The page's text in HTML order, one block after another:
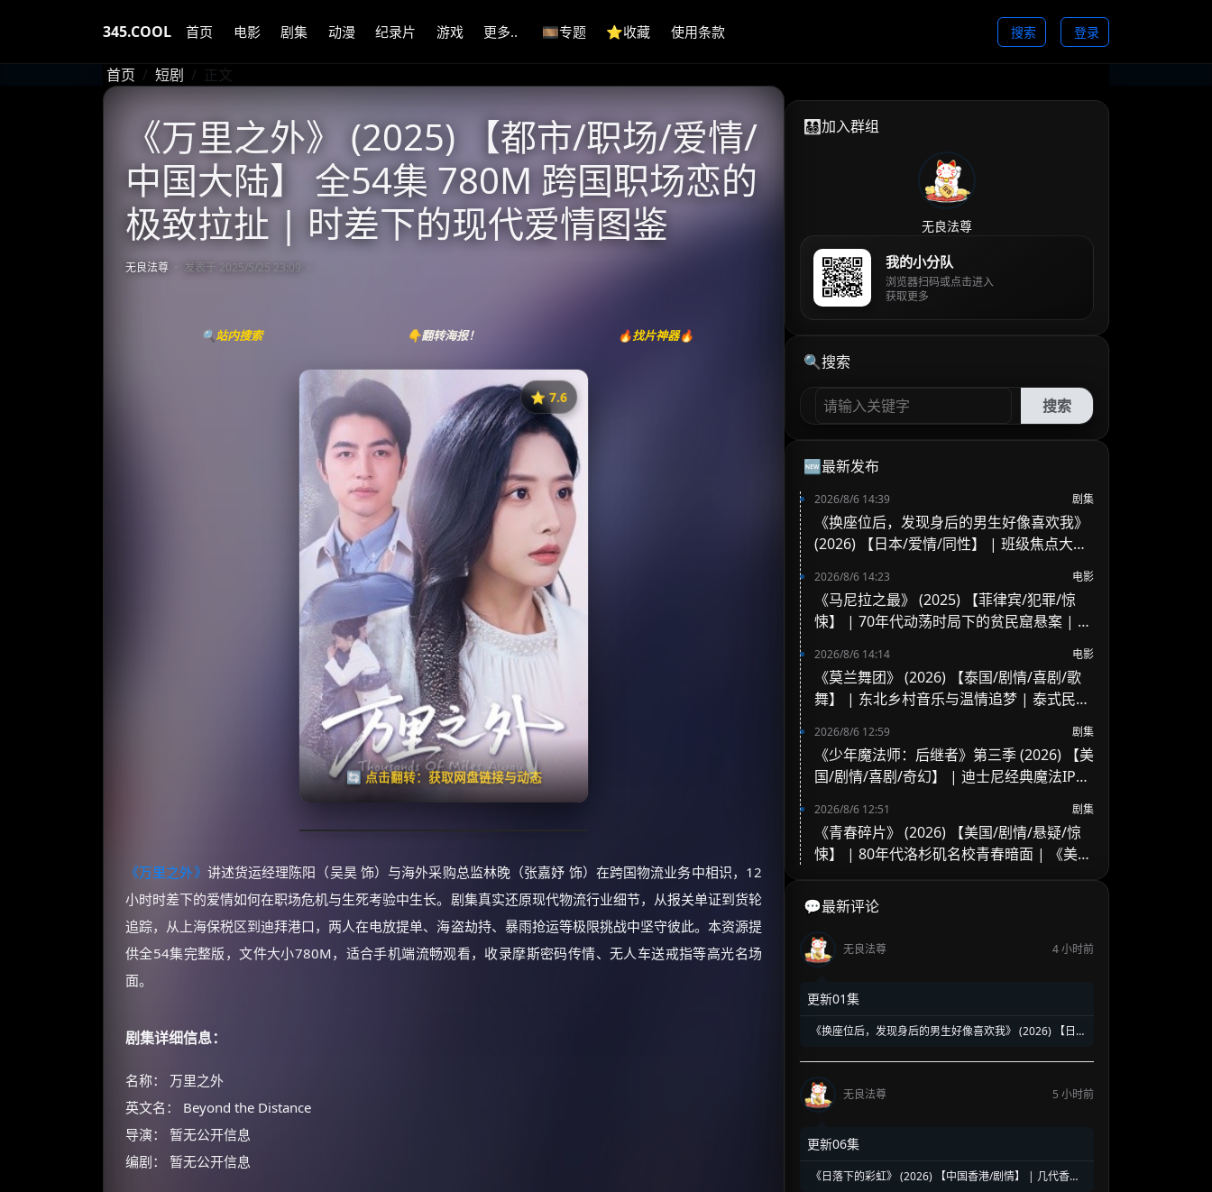
345.COOL 首页 电影 剧集 动漫 纪录片 游戏 更多.. 🎞️专题 ⭐️收藏 使用条款 搜索 登录
首页 短剧 正文
《万里之外》 (2025) 【都市/职场/爱情/
中国大陆】 全54集 780M 跨国职场恋的
极致拉扯 | 时差下的现代爱情图鉴
无良法尊 发表于 2025/5/25 23:09
🔍站内搜索 👇翻转海报！ 🔥找片神器🔥
⭐️ 7.6
🔄 点击翻转：获取网盘链接与动态
《万里之外》
⭐
收藏
⭐️ 评分：7.6 | 🎬 2023年
夸克网盘
失效请反馈
🧧️
天天领红包
《万里之外》 讲述货运经理陈阳（吴昊 饰）与海外采购总监林晚（张嘉妤 饰）在跨国物流业务中相识，12
小时时差下的爱情如何在职场危机与生死考验中生长。剧集真实还原现代物流行业细节，从报关单证到货轮
追踪，从上海保税区到迪拜港口，两人在电放提单、海盗劫持、暴雨抢运等极限挑战中坚守彼此。本资源提
供全54集完整版，文件大小780M，适合手机端流畅观看，收录摩斯密码传情、无人车送戒指等高光名场
面。
剧集详细信息：
名称： 万里之外
英文名： Beyond the Distance
导演： 暂无公开信息
编剧： 暂无公开信息
👨‍👩‍👧‍👦加入群组
无良法尊
我的小分队
浏览器扫码或点击进入
获取更多
🔍搜索
搜索
🆕最新发布
2026/8/6 14:39 剧集
《换座位后，发现身后的男生好像喜欢我》
(2026) 【日本/爱情/同性】 | 班级焦点大帅
高甜校园BL
2026/8/6 14:23 电影
《马尼拉之最》 (2025) 【菲律宾/犯罪/惊
悚】 | 70年代动荡时局下的贫民窟悬案 | 菲
2026/8/6 14:14 电影
《莫兰舞团》 (2026) 【泰国/剧情/喜剧/歌
舞】 | 东北乡村音乐与温情追梦 | 泰式民谣
2026/8/6 12:59 剧集
《少年魔法师：后继者》第三季 (2026) 【美
国/剧情/喜剧/奇幻】 | 迪士尼经典魔法IP终
2026/8/6 12:51 剧集
《青春碎片》 (2026) 【美国/剧情/悬疑/惊
悚】 | 80年代洛杉矶名校青春暗面 | 《美国
💬最新评论
无良法尊 4 小时前
更新01集
《换座位后，发现身后的男生好像喜欢我》 (2026) 【日
座位引发的直球高甜校园BL
无良法尊
5 小时前
更新06集
《日落下的彩虹》 (2026) 【中国香港/剧情】 | 几代香港